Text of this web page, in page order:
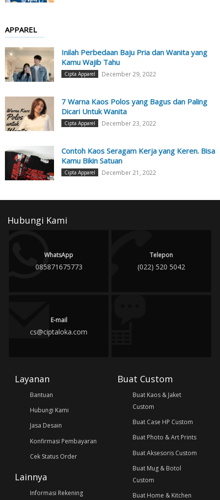
APPAREL
Inilah Perbedaan Baju Pria dan Wanita yang
Kamu Wajib Tahu
Cipta Apparel December 29, 2022
7 Warna Kaos Polos yang Bagus dan Paling
Dicari Untuk Wanita
Cipta Apparel December 23, 2022
Contoh Kaos Seragam Kerja yang Keren. Bisa
Kamu Bikin Satuan
Cipta Apparel December 21, 2022
Hubungi Kami
WhatsApp
085871675773
Telepon
(022) 520 5042
E-mail
cs@ciptaloka.com
Layanan
Bantuan
Hubungi Kami
Jasa Desain
Konfirmasi Pembayaran
Cek Status Order
Lainnya
Informasi Rekening
Buat Custom
Buat Kaos & Jaket
Custom
Buat Case HP Custom
Buat Photo & Art Prints
Buat Aksesoris Custom
Buat Mug & Botol
Custom
Buat Home & Kitchen